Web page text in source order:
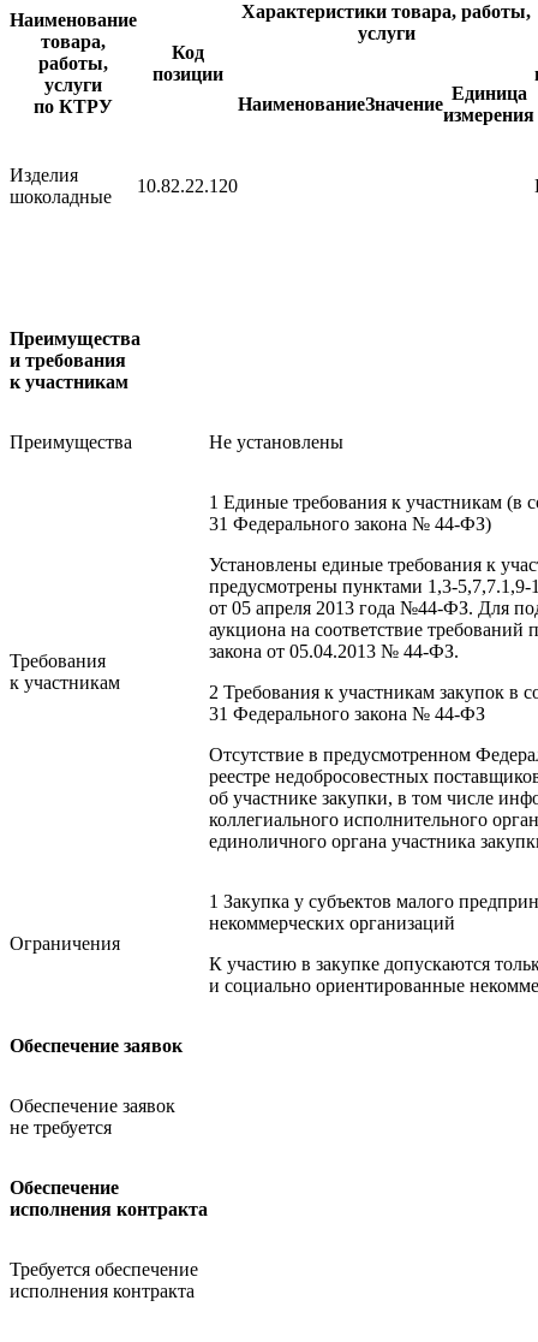
Наименование
товара,
работы,
услуги
по КТРУ
Код
позиции
Характеристики товара, работы,
услуги
НаименованиеЗначение
Единица
измерения
Изделия
шоколадные
10.82.22.120
Преимущества
и требования
к участникам
Преимущества Не установлены
Требования
к участникам
1 Единые требования к участникам (в
31 Федерального закона № 44-ФЗ)
Установлены единые требования к
предусмотрены пунктами 1,3-5,7,7.1,9-
от 05 апреля 2013 года №44-ФЗ. Для
аукциона на соответствие требований
закона от 05.04.2013 № 44-ФЗ.
2 Требования к участникам закупок в
31 Федерального закона № 44-ФЗ
Отсутствие в предусмотренном
реестре недобросовестных
об участнике закупки, в том числе
коллегиального исполнительного
единоличного органа участника
Ограничения
1 Закупка у субъектов малого
некоммерческих организаций
К участию в закупке допускаются
и социально ориентированные
Обеспечение заявок
Обеспечение заявок
не требуется
Обеспечение
исполнения контракта
Требуется обеспечение
исполнения контракта